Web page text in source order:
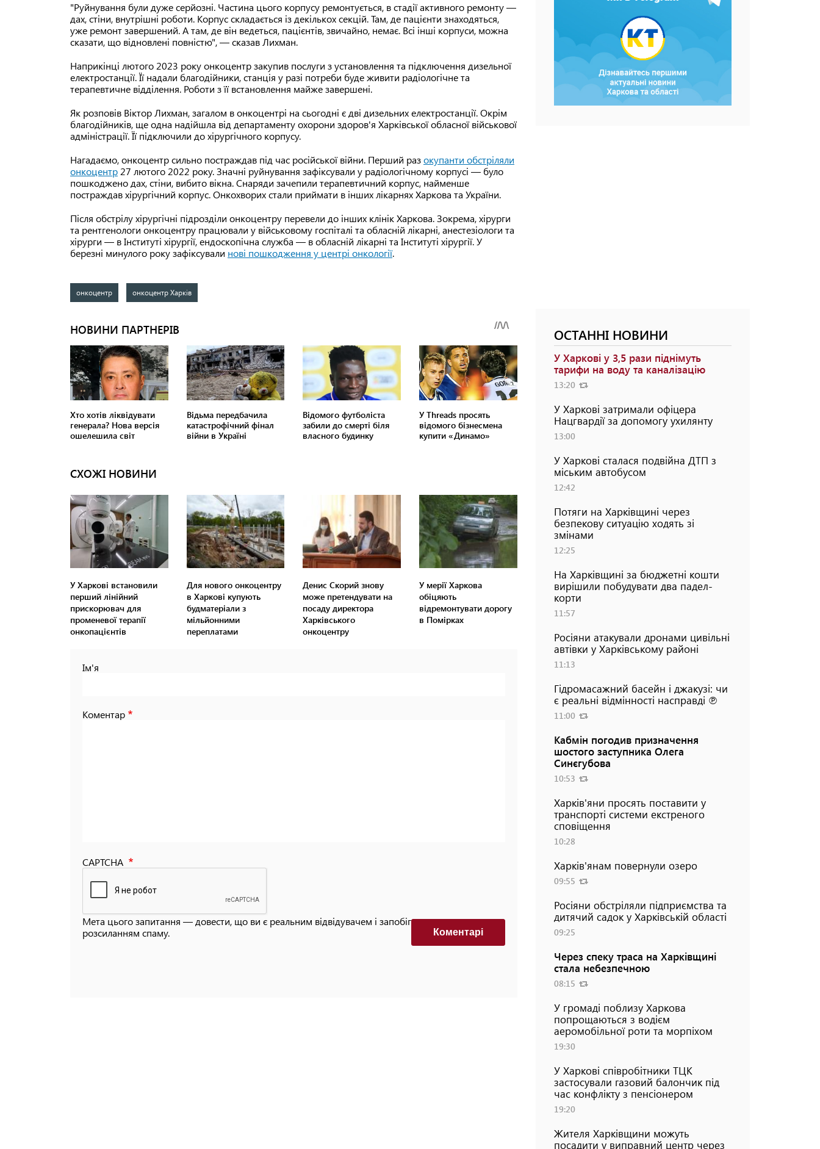
"Руйнування були дуже серйозні. Частина цього корпусу ремонтується, в стадії активного ремонту —
дах, стіни, внутрішні роботи. Корпус складається із декількох секцій. Там, де пацієнти знаходяться,
уже ремонт завершений. А там, де він ведеться, пацієнтів, звичайно, немає. Всі інші корпуси, можна
сказати, що відновлені повністю", — сказав Лихман.
Наприкінці лютого 2023 року онкоцентр закупив послуги з установлення та підключення дизельної
електростанції. Її надали благодійники, станція у разі потреби буде живити радіологічне та
терапевтичне відділення. Роботи з її встановлення майже завершені.
Як розповів Віктор Лихман, загалом в онкоцентрі на сьогодні є дві дизельних електростанції. Окрім
благодійників, ще одна надійшла від департаменту охорони здоров'я Харківської обласної військової
адміністрації. Її підключили до хірургічного корпусу.
Нагадаємо, онкоцентр сильно постраждав під час російської війни. Перший разокупанти обстріляли
онкоцентр 27 лютого 2022 року. Значні руйнування зафіксували у радіологічному корпусі — було
пошкоджено дах, стіни, вибито вікна. Снаряди зачепили терапевтичний корпус, найменше
постраждав хірургічний корпус. Онкохворих стали приймати в інших лікарнях Харкова та України.
Після обстрілу хірургічні підрозділи онкоцентру перевели до інших клінік Харкова. Зокрема, хірурги
та рентгенологи онкоцентру працювали у військовому госпіталі та обласній лікарні, анестезіологи та
хірурги — в Інституті хірургії, ендоскопічна служба — в обласній лікарні та Інституті хірургії. У
березні минулого року зафіксували нові пошкодження у центрі онкології.
онкоцентр онкоцентр Харків
СХОЖІ НОВИНИ
У Харкові встановили
перший лінійний
прискорювач для
променевої терапії
онкопацієнтів
Для нового онкоцентру
в Харкові купують
будматеріали з
мільйонними
переплатами
Денис Скорий знову
може претендувати на
посаду директора
Харківського
онкоцентру
У мерії Харкова
обіцяють
відремонтувати дорогу
в Помірках
Ім'я
Коментар
CAPTCHA
Мета цього запитання — довести, що ви є реальним відвідувачем і запобігти автоматизованим
розсиланням спаму.
Коментарi
ОСТАННІ НОВИНИ
У Харкові у 3,5 рази піднімуть
тарифи на воду та каналізацію
13:20
У Харкові затримали офіцера
Нацгвардії за допомогу ухилянту
13:00
У Харкові сталася подвійна ДТП з
міським автобусом
12:42
Потяги на Харківщині через
безпекову ситуацію ходять зі
змінами
12:25
На Харківщині за бюджетні кошти
вирішили побудувати два падел-
корти
11:57
Росіяни атакували дронами цивільні
автівки у Харківському районі
11:13
Гідромасажний басейн і джакузі: чи
є реальні відмінності насправді ℗
11:00
Кабмін погодив призначення
шостого заступника Олега
Синєгубова
10:53
Харків'яни просять поставити у
транспорті системи екстреного
сповіщення
10:28
Харків'янам повернули озеро
09:55
Росіяни обстріляли підприємства та
дитячий садок у Харківській області
09:25
Через спеку траса на Харківщині
стала небезпечною
08:15
У громаді поблизу Харкова
попрощаються з водієм
аеромобільної роти та морпіхом
19:30
У Харкові співробітники ТЦК
застосували газовий балончик під
час конфлікту з пенсіонером
19:20
Жителя Харківщини можуть
посадити у виправний центр через